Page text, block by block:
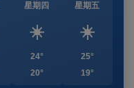
星期四
☀️
24°
20°
星期五
☀️
25°
19°